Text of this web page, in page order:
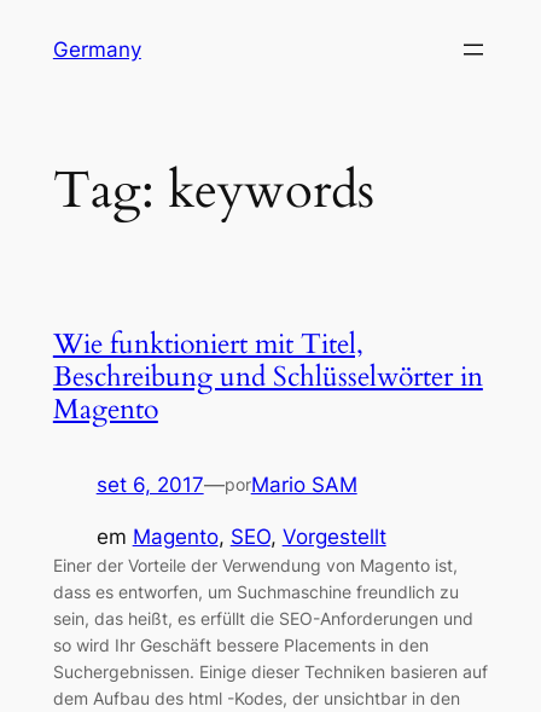
Germany
Tag: keywords
Wie funktioniert mit Titel,
Beschreibung und Schlüsselwörter in
Magento
set 6, 2017—porMario SAM
em Magento, SEO, Vorgestellt
Einer der Vorteile der Verwendung von Magento ist,
dass es entworfen, um Suchmaschine freundlich zu
sein, das heißt, es erfüllt die SEO-Anforderungen und
so wird Ihr Geschäft bessere Placements in den
Suchergebnissen. Einige dieser Techniken basieren auf
dem Aufbau des html -Kodes, der unsichtbar in den